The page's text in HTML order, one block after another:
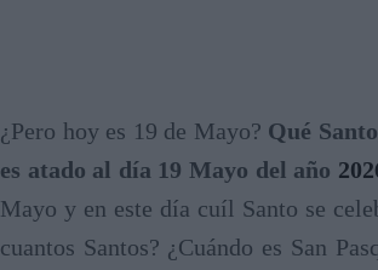
¿Pero hoy es 19 de Mayo? Qué
es atado al día 19 Mayo del año
Mayo y en este día cuíl Santo se
cuantos Santos? ¿Cuándo es San